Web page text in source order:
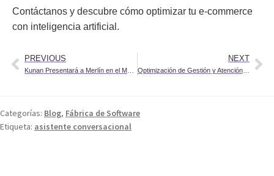
Contáctanos y descubre cómo optimizar tu e-commerce
con inteligencia artificial.
PREVIOUS NEXT
Optimización de Gestión y Atención al Paciente con Merlín
Categorías: Blog, Fábrica de Software
Etiqueta: asistente conversacional